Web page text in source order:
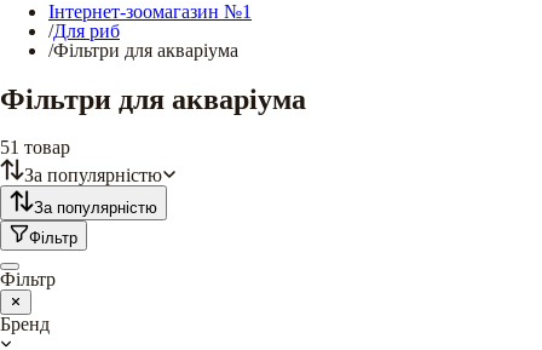
Інтернет-зоомагазин №1
/Для риб
/Фільтри для акваріума
Фільтри для акваріума
51 товар
За популярністю
За популярністю
Фільтр
Фільтр
Бренд